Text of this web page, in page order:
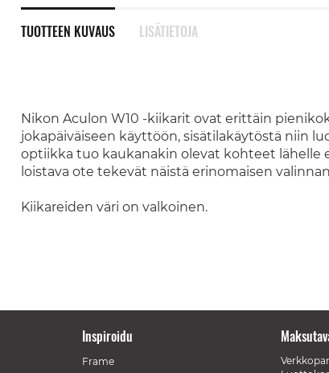
TUOTTEEN KUVAUS
Nikon Aculon W10 -kiikarit ovat erittäin
jokapäiväiseen käyttöön, sisätilakäytöstä niin
optiikka tuo kaukanakin olevat kohteet lähelle
loistava ote tekevät näistä erinomaisen
Kiikareiden väri on valkoinen.
LISÄTIETOJA
Inspiroidu
Frame